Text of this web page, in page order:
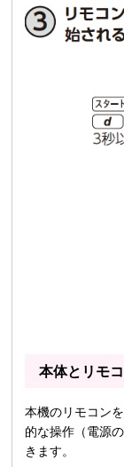
本体とリモ
本機のリモコン
的な操作（電源
きます。